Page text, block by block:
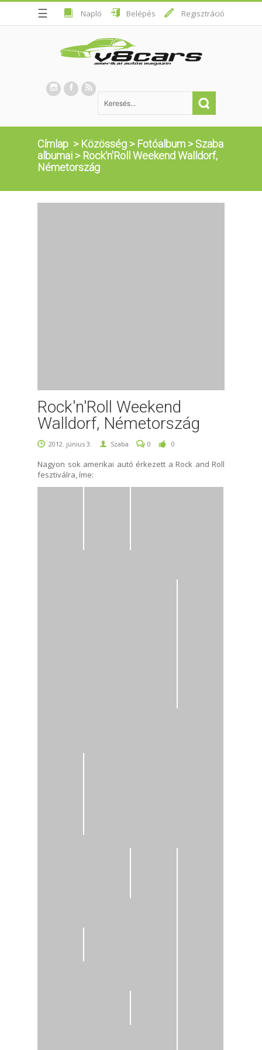
☰ Napló Belépés Regisztráció
Címlap > Közösség > Fotóalbum >Szaba
albumai > Rock'n'Roll Weekend Walldorf,
Németország
Rock'n'Roll Weekend
Walldorf, Németország
2012. június 3. Szaba 0 0
Nagyon sok amerikai autó érkezett a Rock and Roll
fesztiválra, íme: